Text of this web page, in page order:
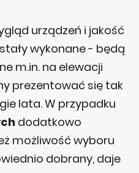
urządzeń i jakość
wykonane - będą
m.in. na elewacji
prezentować się tak
lata. W przypadku
dodatkowo
możliwość wyboru
dobrany, daje